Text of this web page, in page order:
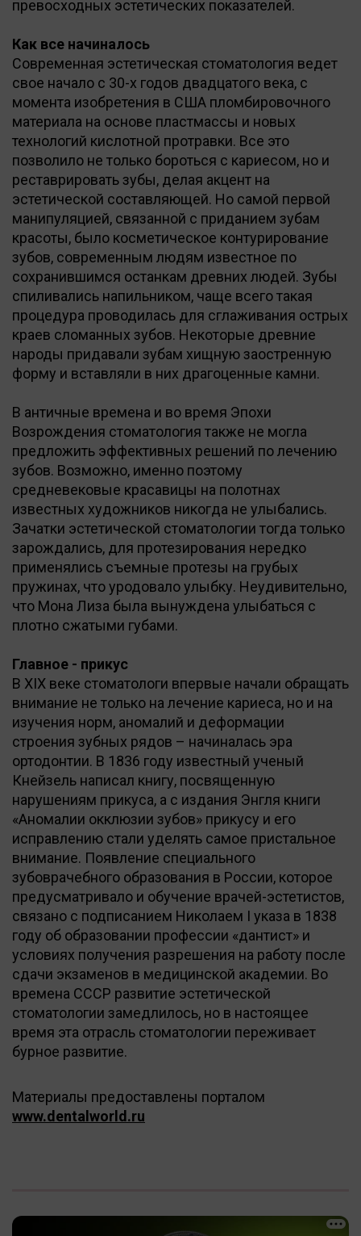
превосходных эстетических показателей.
Как все начиналось
Современная эстетическая стоматология ведет
свое начало с 30-х годов двадцатого века, с
момента изобретения в США пломбировочного
материала на основе пластмассы и новых
технологий кислотной протравки. Все это
позволило не только бороться с кариесом, но и
реставрировать зубы, делая акцент на
эстетической составляющей. Но самой первой
манипуляцией, связанной с приданием зубам
красоты, было косметическое контурирование
зубов, современным людям известное по
сохранившимся останкам древних людей. Зубы
спиливались напильником, чаще всего такая
процедура проводилась для сглаживания острых
краев сломанных зубов. Некоторые древние
народы придавали зубам хищную заостренную
форму и вставляли в них драгоценные камни.
В античные времена и во время Эпохи
Возрождения стоматология также не могла
предложить эффективных решений по лечению
зубов. Возможно, именно поэтому
средневековые красавицы на полотнах
известных художников никогда не улыбались.
Зачатки эстетической стоматологии тогда только
зарождались, для протезирования нередко
применялись съемные протезы на грубых
пружинах, что уродовало улыбку. Неудивительно,
что Мона Лиза была вынуждена улыбаться с
плотно сжатыми губами.
Главное - прикус
В ХIХ веке стоматологи впервые начали обращать
внимание не только на лечение кариеса, но и на
изучения норм, аномалий и деформации
строения зубных рядов – начиналась эра
ортодонтии. В 1836 году известный ученый
Кнейзель написал книгу, посвященную
нарушениям прикуса, а с издания Энгля книги
«Аномалии окклюзии зубов» прикусу и его
исправлению стали уделять самое пристальное
внимание. Появление специального
зубоврачебного образования в России, которое
предусматривало и обучение врачей-эстетистов,
связано с подписанием Николаем I указа в 1838
году об образовании профессии «дантист» и
условиях получения разрешения на работу после
сдачи экзаменов в медицинской академии. Во
времена СССР развитие эстетической
стоматологии замедлилось, но в настоящее
время эта отрасль стоматологии переживает
бурное развитие.
Материалы предоставлены порталом
www.dentalworld.ru